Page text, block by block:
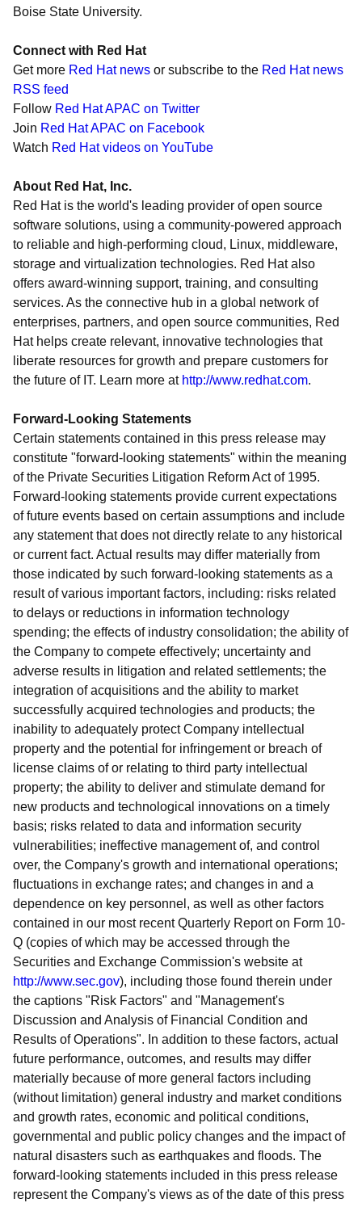
Boise State University.
Connect with Red Hat
Get more Red Hat news or subscribe to the Red Hat news
RSS feed
Follow Red Hat APAC on Twitter
Join Red Hat APAC on Facebook
Watch Red Hat videos on YouTube
About Red Hat, Inc.
Red Hat is the world's leading provider of open source
software solutions, using a community-powered approach
to reliable and high-performing cloud, Linux, middleware,
storage and virtualization technologies. Red Hat also
offers award-winning support, training, and consulting
services. As the connective hub in a global network of
enterprises, partners, and open source communities, Red
Hat helps create relevant, innovative technologies that
liberate resources for growth and prepare customers for
the future of IT. Learn more at http://www.redhat.com.
Forward-Looking Statements
Certain statements contained in this press release may
constitute "forward-looking statements" within the meaning
of the Private Securities Litigation Reform Act of 1995.
Forward-looking statements provide current expectations
of future events based on certain assumptions and include
any statement that does not directly relate to any historical
or current fact. Actual results may differ materially from
those indicated by such forward-looking statements as a
result of various important factors, including: risks related
to delays or reductions in information technology
spending; the effects of industry consolidation; the ability of
the Company to compete effectively; uncertainty and
adverse results in litigation and related settlements; the
integration of acquisitions and the ability to market
successfully acquired technologies and products; the
inability to adequately protect Company intellectual
property and the potential for infringement or breach of
license claims of or relating to third party intellectual
property; the ability to deliver and stimulate demand for
new products and technological innovations on a timely
basis; risks related to data and information security
vulnerabilities; ineffective management of, and control
over, the Company's growth and international operations;
fluctuations in exchange rates; and changes in and a
dependence on key personnel, as well as other factors
contained in our most recent Quarterly Report on Form 10-
Q (copies of which may be accessed through the
Securities and Exchange Commission's website at
http://www.sec.gov), including those found therein under
the captions "Risk Factors" and "Management's
Discussion and Analysis of Financial Condition and
Results of Operations". In addition to these factors, actual
future performance, outcomes, and results may differ
materially because of more general factors including
(without limitation) general industry and market conditions
and growth rates, economic and political conditions,
governmental and public policy changes and the impact of
natural disasters such as earthquakes and floods. The
forward-looking statements included in this press release
represent the Company's views as of the date of this press